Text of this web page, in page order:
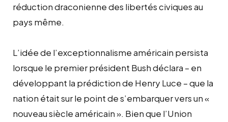
réduction draconienne des libertés civiques au
pays même.
L’idée de l’exceptionnalisme américain persista
lorsque le premier président Bush déclara – en
développant la prédiction de Henry Luce – que la
nation était sur le point de s’embarquer vers un «
nouveau siècle américain ». Bien que l’Union